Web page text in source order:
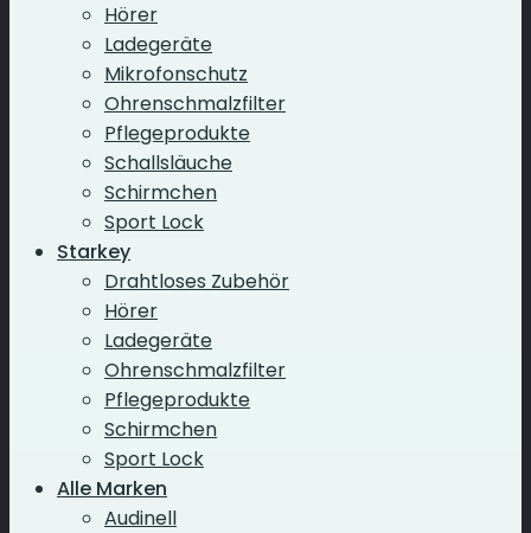
Hörer
Ladegeräte
Mikrofonschutz
Ohrenschmalzfilter
Pflegeprodukte
Schallsläuche
Schirmchen
Sport Lock
Starkey
Drahtloses Zubehör
Hörer
Ladegeräte
Ohrenschmalzfilter
Pflegeprodukte
Schirmchen
Sport Lock
Alle Marken
Audinell